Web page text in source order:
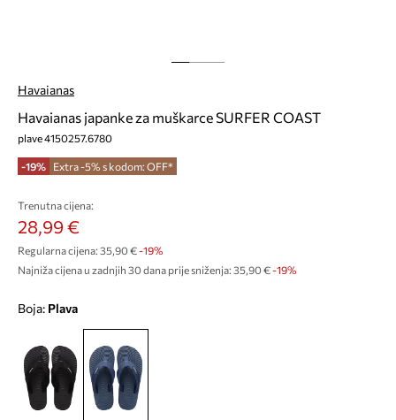
Havaianas
Havaianas japanke za muškarce SURFER COAST
plave 4150257.6780
-19% Extra -5% s kodom: OFF*
Trenutna cijena:
28,99 €
Regularna cijena: 35,90 €-19%
Najniža cijena u zadnjih 30 dana prije sniženja: 35,90 € -19%
Boja: plava